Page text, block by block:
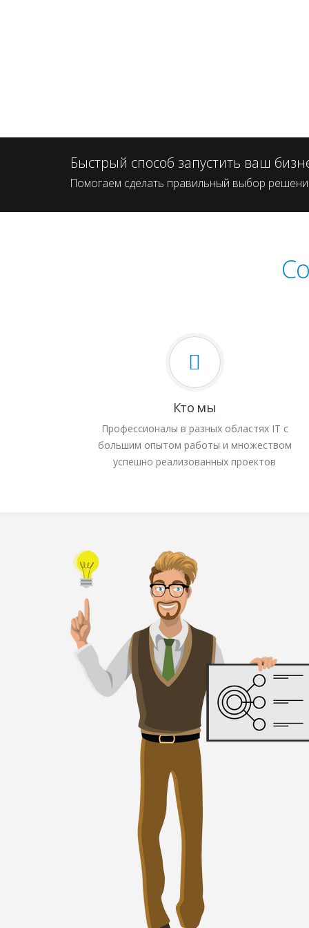
Быстрый способ запустить ваш
Помогаем сделать правильный выбор
Кто мы
Профессионалы в разных областях IT с
большим опытом работы и множеством
успешно реализованных проектов